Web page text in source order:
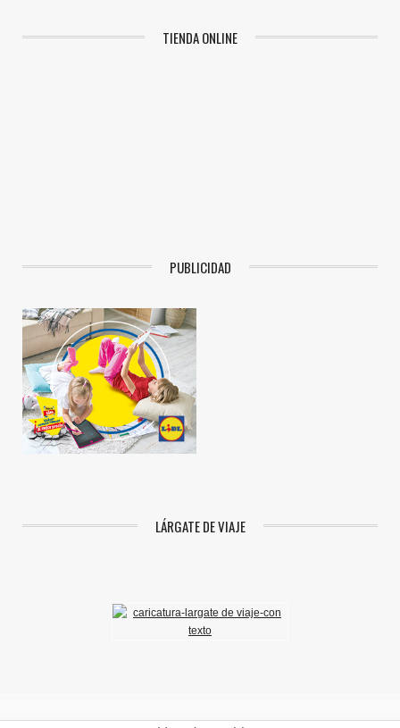
TIENDA ONLINE
PUBLICIDAD
LÁRGATE DE VIAJE